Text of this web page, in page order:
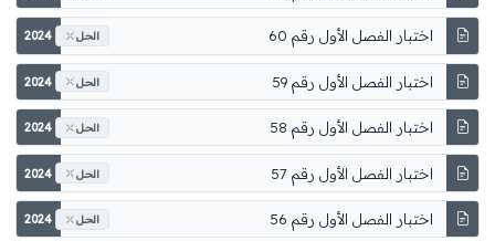
اختبار الفصل الأول رقم 60 2024 الحل
اختبار الفصل الأول رقم 59 2024 الحل
اختبار الفصل الأول رقم 58 2024 الحل
اختبار الفصل الأول رقم 57 2024 الحل
اختبار الفصل الأول رقم 56 2024 الحل